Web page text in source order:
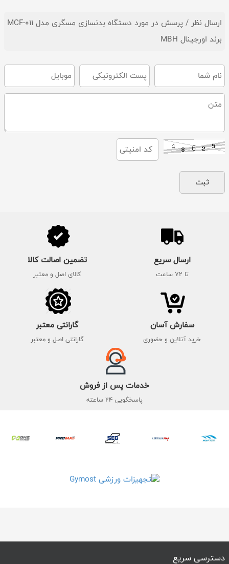
ارسال نظر / پرسش در مورد دستگاه بدنسازی مسگری مدل MCF-011
برند اورجینال MBH
ارسال سریع
تا 72 ساعت
تضمین اصالت کالا
کالای اصل و معتبر
سفارش آسان
خرید آنلاین و حضوری
گارانتی معتبر
گارانتی اصل و معتبر
خدمات پس از فروش
پاسخگویی 24 ساعته
دسترسی سریع